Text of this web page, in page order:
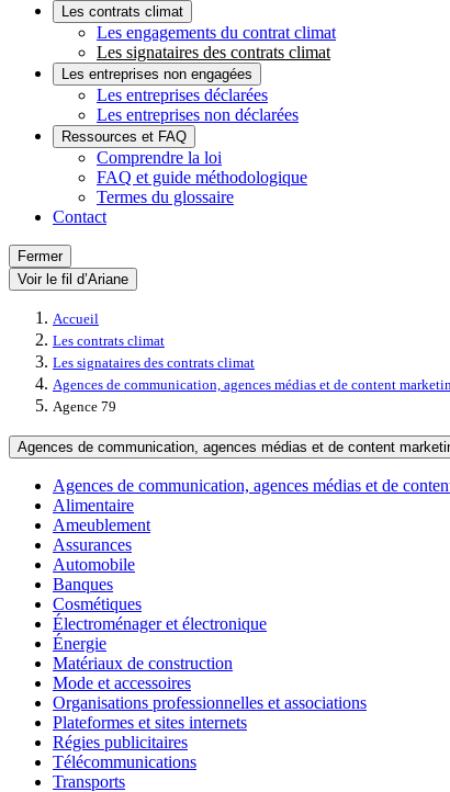
Les contrats climat
Les engagements du contrat climat
Les signataires des contrats climat
Les entreprises non engagées
Les entreprises déclarées
Les entreprises non déclarées
Ressources et FAQ
Comprendre la loi
FAQ et guide méthodologique
Termes du glossaire
Contact
Fermer
Voir le fil d’Ariane
Accueil
Les contrats climat
Les signataires des contrats climat
Agences de communication, agences médias et de content
Agence 79
Agences de communication, agences médias et de content
Agences de communication, agences médias et de
Alimentaire
Ameublement
Assurances
Automobile
Banques
Cosmétiques
Électroménager et électronique
Énergie
Matériaux de construction
Mode et accessoires
Organisations professionnelles et associations
Plateformes et sites internets
Régies publicitaires
Télécommunications
Transports